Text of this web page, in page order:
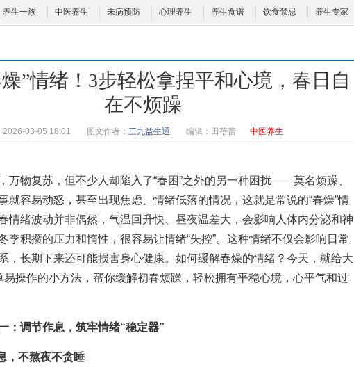
养生一族 中医养生 未病预防 心理养生 养生食谱 饮食禁忌 养生专家
”情绪！3步轻松拿捏平和心境，春日自
在不烦躁
2026-03-05 18:01 图文作者： 三九益生通 编辑： 田蓓蕾 中医养生
物复苏，但不少人却陷入了“春困”之外的另一种困扰——莫名烦躁、
就容易动怒，甚至出现焦虑、情绪低落的情况，这就是常说的“春燥”情
情绪波动并非偶然，气温回升快、昼夜温差大，会影响人体内分泌和神
季积攒的压力和惰性，很容易让情绪“失控”。这种情绪不仅会影响日常
，长期下来还可能损害身心健康。 如何缓解春燥的情绪 ？今天，就给大
易操作的小方法，帮你缓解初春烦躁，轻松拥有平稳心境，心平气和过
：调节作息，筑牢情绪“稳定器”
，不熬夜不贪睡